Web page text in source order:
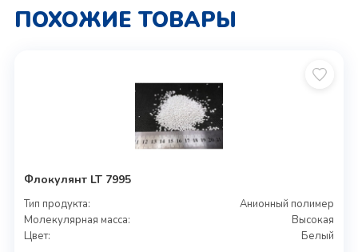
ПОХОЖИЕ ТОВАРЫ
Флокулянт LT 7995
Тип продукта:
Анионный полимер
Молекулярная масса:
Высокая
Цвет:
Белый